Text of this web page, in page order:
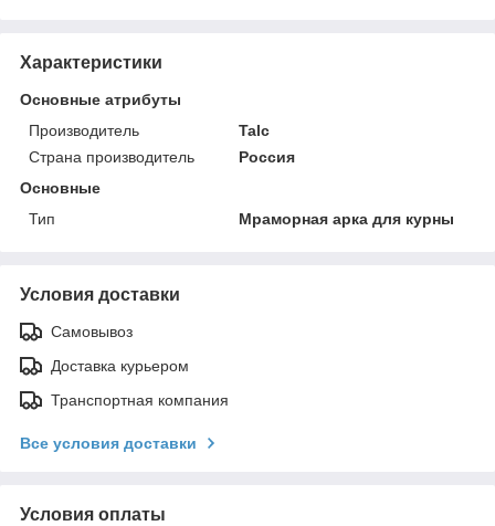
Характеристики
Основные атрибуты
Производитель
Talc
Страна производитель
Россия
Основные
Тип
Мраморная арка для курны
Условия доставки
Самовывоз
Доставка курьером
Транспортная компания
Все условия доставки
Условия оплаты